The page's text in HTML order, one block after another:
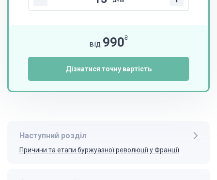
від 990₴
Дізнатися точну вартість
Наступний розділ
Причини та етапи буржуазної революції у Франції